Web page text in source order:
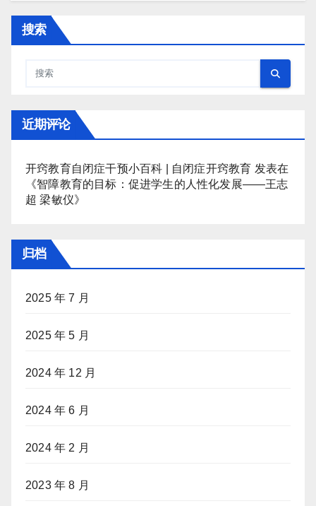
搜索
近期评论
开窍教育自闭症干预小百科 | 自闭症开窍教育 发表在
《智障教育的目标：促进学生的人性化发展——王志
超 梁敏仪》
归档
2025 年 7 月
2025 年 5 月
2024 年 12 月
2024 年 6 月
2024 年 2 月
2023 年 8 月